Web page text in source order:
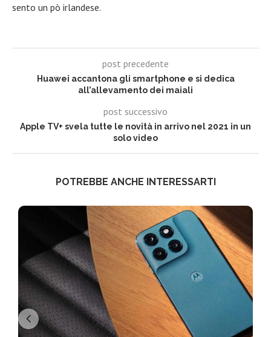
sento un pò irlandese.
post precedente
Huawei accantona gli smartphone e si dedica
all’allevamento dei maiali
post successivo
Apple TV+ svela tutte le novità in arrivo nel 2021 in un
solo video
POTREBBE ANCHE INTERESSARTI